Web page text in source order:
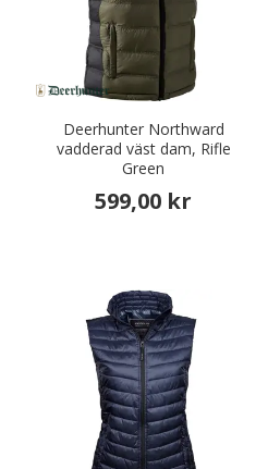
Deerhunter Northward
vadderad väst dam, Rifle
Green
599,00 kr